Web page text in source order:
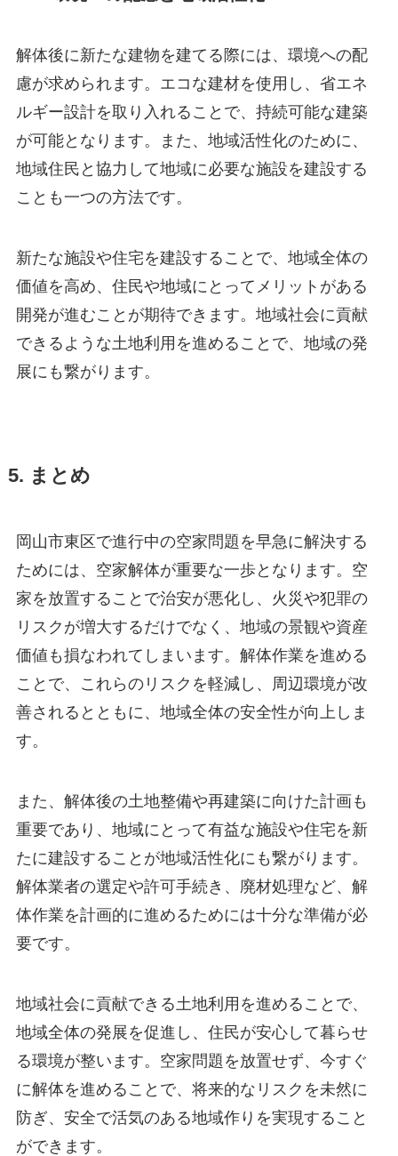
解体後に新たな建物を建てる際には、環境への配
慮が求められます。エコな建材を使用し、省エネ
ルギー設計を取り入れることで、持続可能な建築
が可能となります。また、地域活性化のために、
地域住民と協力して地域に必要な施設を建設する
ことも一つの方法です。
新たな施設や住宅を建設することで、地域全体の
価値を高め、住民や地域にとってメリットがある
開発が進むことが期待できます。地域社会に貢献
できるような土地利用を進めることで、地域の発
展にも繋がります。
5. まとめ
岡山市東区で進行中の空家問題を早急に解決する
ためには、空家解体が重要な一歩となります。空
家を放置することで治安が悪化し、火災や犯罪の
リスクが増大するだけでなく、地域の景観や資産
価値も損なわれてしまいます。解体作業を進める
ことで、これらのリスクを軽減し、周辺環境が改
善されるとともに、地域全体の安全性が向上しま
す。
また、解体後の土地整備や再建築に向けた計画も
重要であり、地域にとって有益な施設や住宅を新
たに建設することが地域活性化にも繋がります。
解体業者の選定や許可手続き、廃材処理など、解
体作業を計画的に進めるためには十分な準備が必
要です。
地域社会に貢献できる土地利用を進めることで、
地域全体の発展を促進し、住民が安心して暮らせ
る環境が整います。空家問題を放置せず、今すぐ
に解体を進めることで、将来的なリスクを未然に
防ぎ、安全で活気のある地域作りを実現すること
ができます。